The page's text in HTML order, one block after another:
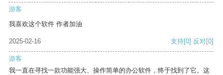
游客
我喜欢这个软件 作者加油
2025-02-16 支持[0] 反对[0]
游客
我一直在寻找一款功能强大、操作简单的办公软件，终于找到了它。这